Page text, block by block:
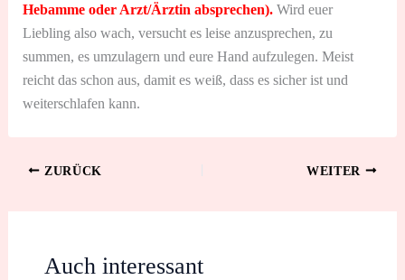
Hebamme oder Arzt/Ärztin absprechen).Wird euer
Liebling also wach, versucht es leise anzusprechen, zu
summen, es umzulagern und eure Hand aufzulegen. Meist
reicht das schon aus, damit es weiß, dass es sicher ist und
weiterschlafen kann.
ZURÜCK WEITER
Auch interessant